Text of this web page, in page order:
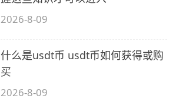
2026-8-09
什么是usdt币 usdt币如何获得或购
买
2026-8-09